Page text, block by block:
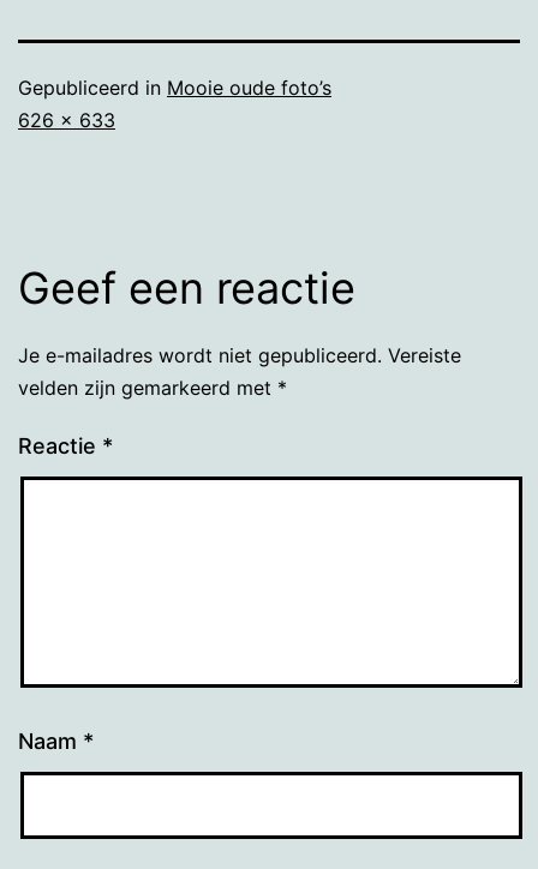
Gepubliceerd in Mooie oude foto’s
Volledige
626 × 633
Geef een reactie
Je e-mailadres wordt niet gepubliceerd. Vereiste
velden zijn gemarkeerd met *
Reactie *
Naam *